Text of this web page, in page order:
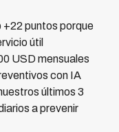
puntos porque
útil
USD mensuales
con IA
últimos 3
a prevenir